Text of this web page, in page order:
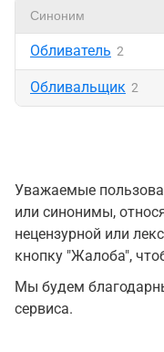
Синоним
Обливатель 2
Обливальщик 2
Уважаемые
или синонимы,
нецензурной или
кнопку "Жалоба",
Мы будем
сервиса.